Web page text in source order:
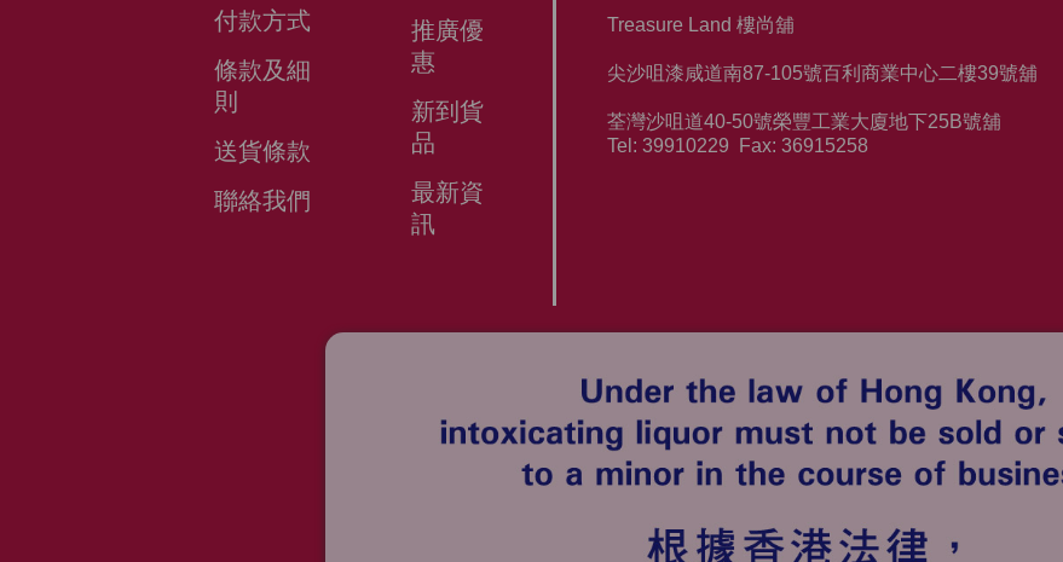
付款方式
條款及細
則
送貨條款
聯絡我們
推廣優
惠
新到貨
品
最新資
訊
Treasure Land 樓尚舖
尖沙咀漆咸道南87-105號百利商業中心二樓39號舖
荃灣沙咀道40-50號榮豐工業大廈地下25B號舖
Tel: 39910229 Fax: 36915258